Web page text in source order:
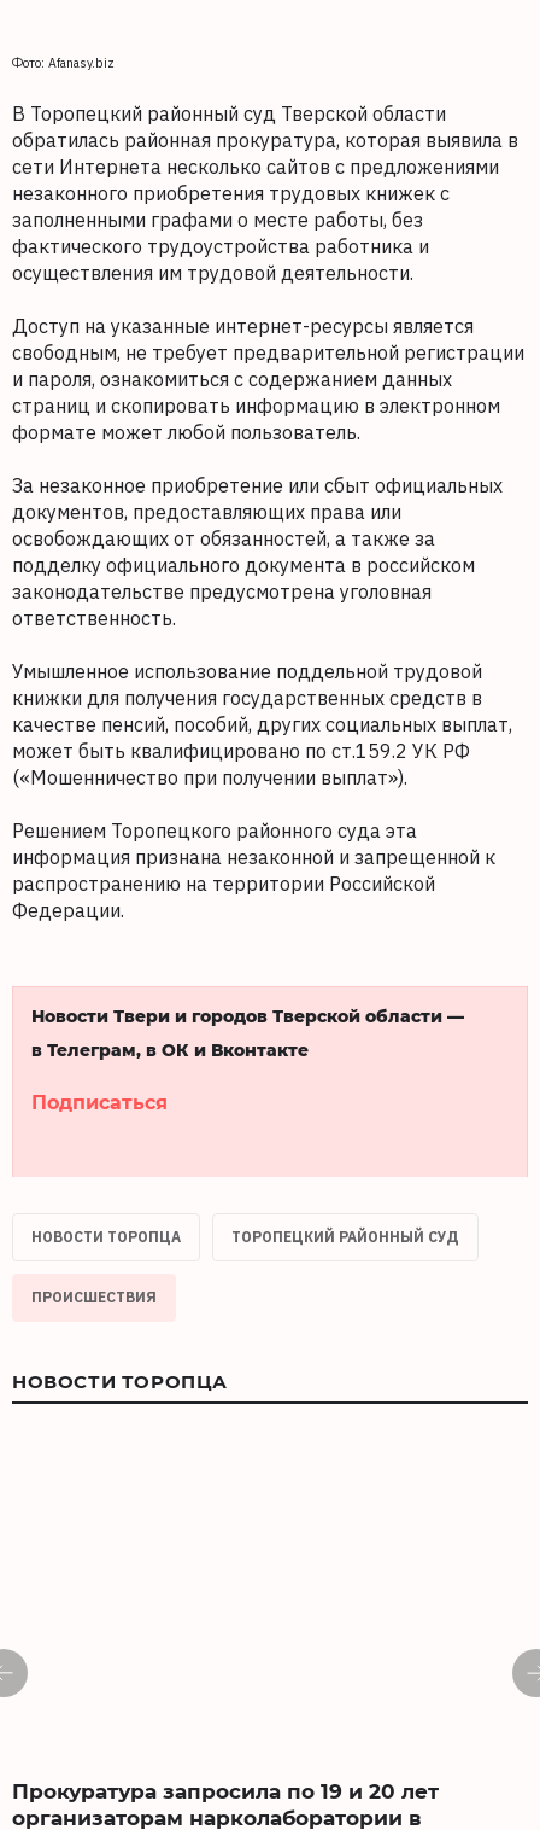
Фото: Afanasy.biz
В Торопецкий районный суд Тверской области
обратилась районная прокуратура, которая выявила в
сети Интернета несколько сайтов с предложениями
незаконного приобретения трудовых книжек с
заполненными графами о месте работы, без
фактического трудоустройства работника и
осуществления им трудовой деятельности.
Доступ на указанные интернет-ресурсы является
свободным, не требует предварительной регистрации
и пароля, ознакомиться с содержанием данных
страниц и скопировать информацию в электронном
формате может любой пользователь.
За незаконное приобретение или сбыт официальных
документов, предоставляющих права или
освобождающих от обязанностей, а также за
подделку официального документа в российском
законодательстве предусмотрена уголовная
ответственность.
Умышленное использование поддельной трудовой
книжки для получения государственных средств в
качестве пенсий, пособий, других социальных выплат,
может быть квалифицировано по ст.159.2 УК РФ
(«Мошенничество при получении выплат»).
Решением Торопецкого районного суда эта
информация признана незаконной и запрещенной к
распространению на территории Российской
Федерации.
Новости Твери и городов Тверской области —
в Телеграм, в ОК и Вконтакте
Подписаться
НОВОСТИ ТОРОПЦА ТОРОПЕЦКИЙ РАЙОННЫЙ СУД
ПРОИСШЕСТВИЯ
НОВОСТИ ТОРОПЦА
Прокуратура запросила по 19 и 20 лет
организаторам нарколаборатории в